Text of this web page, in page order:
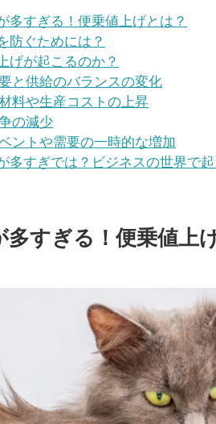
多すぎる！便乗値上げとは？
防ぐためには？
げが起こるのか？
と供給のバランスの変化
料や生産コストの上昇
の減少
ントや需要の一時的な増加
多すぎでは？ビジネスの世界で
多すぎる！便乗値上